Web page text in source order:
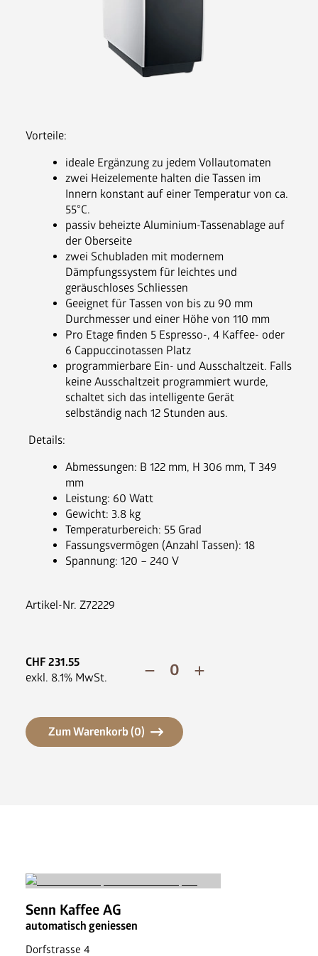
Bohnenkaffee
Instantgenuss
Becher, Zubehör & Co
OPUS
Ansprechpartner
Jobs
News
FAQ
Vorteile:
ideale Ergänzung zu jedem Vollautomaten
zwei Heizelemente halten die Tassen im
Innern konstant auf einer Temperatur von ca.
55°C.
passiv beheizte Aluminium-Tassenablage auf
der Oberseite
zwei Schubladen mit modernem
Dämpfungssystem für leichtes und
geräuschloses Schliessen
Geeignet für Tassen von bis zu 90 mm
Durchmesser und einer Höhe von 110 mm
Pro Etage finden 5 Espresso-, 4 Kaffee- oder
6 Cappuccinotassen Platz
programmierbare Ein- und Ausschaltzeit. Falls
keine Ausschaltzeit programmiert wurde,
schaltet sich das intelligente Gerät
selbständig nach 12 Stunden aus.
Details:
Abmessungen: B 122 mm, H 306 mm, T 349
mm
Leistung: 60 Watt
Gewicht: 3.8 kg
Temperaturbereich: 55 Grad
Fassungsvermögen (Anzahl Tassen): 18
Spannung: 120 – 240 V
Artikel-Nr. Z72229
CHF 231.55
exkl. 8.1% MwSt.
Zum Warenkorb (0)
Senn Kaffee AG
automatisch geniessen
Dorfstrasse 4